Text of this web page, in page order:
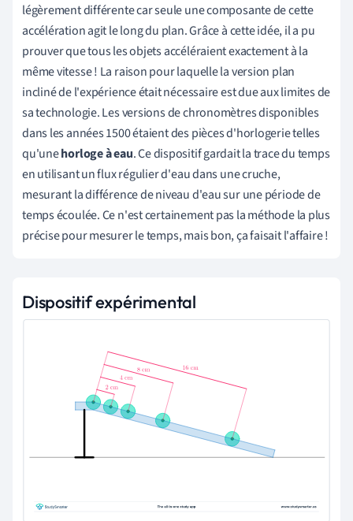
légèrement différente car seule une composante de cette
accélération agit le long du plan. Grâce à cette idée, il a pu
prouver que tous les objets accéléraient exactement à la
même vitesse ! La raison pour laquelle la version plan
incliné de l'expérience était nécessaire est due aux limites de
sa technologie. Les versions de chronomètres disponibles
dans les années 1500 étaient des pièces d'horlogerie telles
qu'unehorloge à eau. Ce dispositif gardait la trace du temps
en utilisant un flux régulier d'eau dans une cruche,
mesurant la différence de niveau d'eau sur une période de
temps écoulée. Ce n'est certainement pas la méthode la plus
précise pour mesurer le temps, mais bon, ça faisait l'affaire !
Dispositif expérimental